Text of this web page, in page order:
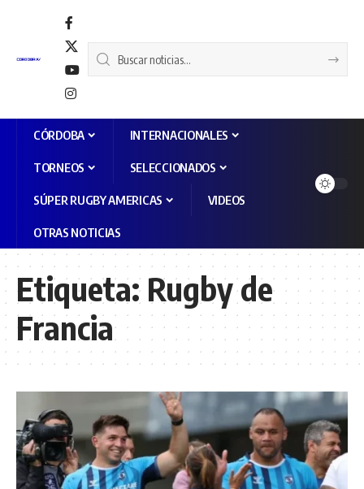
CÓRDOBA INTERNACIONALES
TORNEOS SELECCIONADOS
SÚPER RUGBY AMERICAS VIDEOS
OTRAS NOTICIAS
Etiqueta: Rugby de
Francia